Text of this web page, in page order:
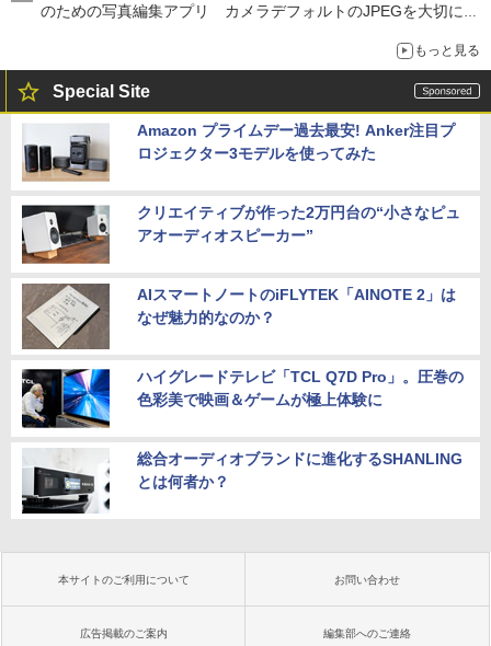
のための写真編集アプリ カメラデフォルトのJPEGを大切にす
もっと見る
Special Site
Amazon プライムデー過去最安! Anker注目プ
ロジェクター3モデルを使ってみた
クリエイティブが作った2万円台の“小さなピュ
アオーディオスピーカー”
AIスマートノートのiFLYTEK「AINOTE 2」は
なぜ魅力的なのか？
ハイグレードテレビ「TCL Q7D Pro」。圧巻の
色彩美で映画＆ゲームが極上体験に
総合オーディオブランドに進化するSHANLING
とは何者か？
本サイトのご利用について お問い合わせ
広告掲載のご案内 編集部へのご連絡